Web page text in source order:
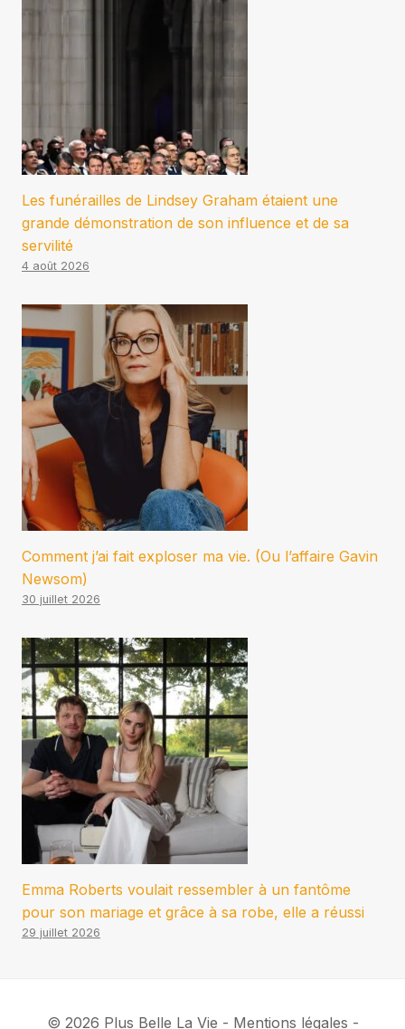
Les funérailles de Lindsey Graham étaient une
grande démonstration de son influence et de sa
servilité
4 août 2026
Comment j’ai fait exploser ma vie. (Ou l’affaire Gavin
Newsom)
30 juillet 2026
Emma Roberts voulait ressembler à un fantôme
pour son mariage et grâce à sa robe, elle a réussi
29 juillet 2026
© 2026 Plus Belle La Vie - Mentions légales -